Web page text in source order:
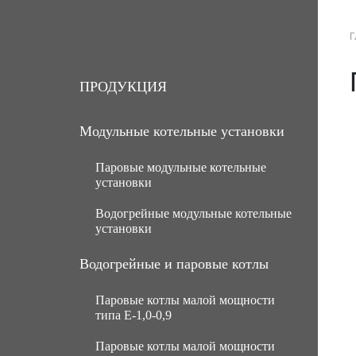
ПРОДУКЦИЯ
Модульные котельные установки
Паровые модульные котельные
установки
МКУ паровые угольные с ручной
подачей топлива
МКУ паровые угольные с
механической подачей топлива
Паровые газомазутные модульные
котельные установки
МКУ паровые мазутные (нефть)
Водогрейные модульные котельные
установки
МКУ водогрейные угольные с
ручной подачей топлива
МКУ водогрейные угольные с
механической подачей топлива
Водогрейные и паровые котлы
Паровые котлы малой мощности
типа Е-1,0-0,9
Паровые котлы малой мощности